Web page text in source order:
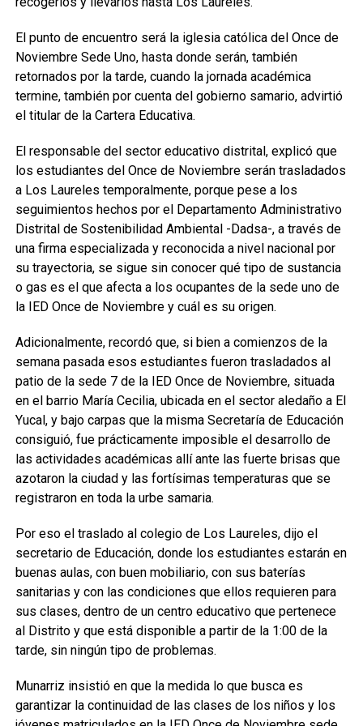
El punto de encuentro será la iglesia católica del Once de
Noviembre Sede Uno, hasta donde serán, también
retornados por la tarde, cuando la jornada académica
termine, también por cuenta del gobierno samario, advirtió
el titular de la Cartera Educativa.
El responsable del sector educativo distrital, explicó que
los estudiantes del Once de Noviembre serán trasladados
a Los Laureles temporalmente, porque pese a los
seguimientos hechos por el Departamento Administrativo
Distrital de Sostenibilidad Ambiental -Dadsa-, a través de
una firma especializada y reconocida a nivel nacional por
su trayectoria, se sigue sin conocer qué tipo de sustancia
o gas es el que afecta a los ocupantes de la sede uno de
la IED Once de Noviembre y cuál es su origen.
Adicionalmente, recordó que, si bien a comienzos de la
semana pasada esos estudiantes fueron trasladados al
patio de la sede 7 de la IED Once de Noviembre, situada
en el barrio María Cecilia, ubicada en el sector aledaño a El
Yucal, y bajo carpas que la misma Secretaría de Educación
consiguió, fue prácticamente imposible el desarrollo de
las actividades académicas allí ante las fuerte brisas que
azotaron la ciudad y las fortísimas temperaturas que se
registraron en toda la urbe samaria.
Por eso el traslado al colegio de Los Laureles, dijo el
secretario de Educación, donde los estudiantes estarán en
buenas aulas, con buen mobiliario, con sus baterías
sanitarias y con las condiciones que ellos requieren para
sus clases, dentro de un centro educativo que pertenece
al Distrito y que está disponible a partir de la 1:00 de la
tarde, sin ningún tipo de problemas.
Munarriz insistió en que la medida lo que busca es
garantizar la continuidad de las clases de los niños y los